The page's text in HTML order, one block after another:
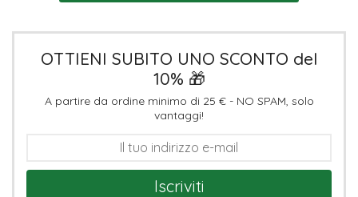
OTTIENI SUBITO UNO SCONTO del
10% 🎁
A partire da ordine minimo di 25 € - NO SPAM, solo
vantaggi!
Iscriviti